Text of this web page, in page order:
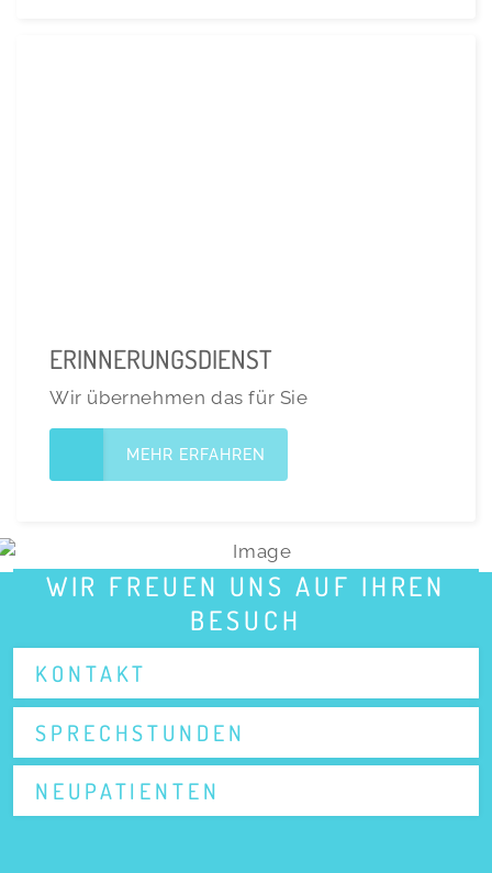
ERINNERUNGSDIENST
Wir übernehmen das für Sie
MEHR ERFAHREN
WIR FREUEN UNS AUF IHREN
BESUCH
KONTAKT
SPRECHSTUNDEN
NEUPATIENTEN